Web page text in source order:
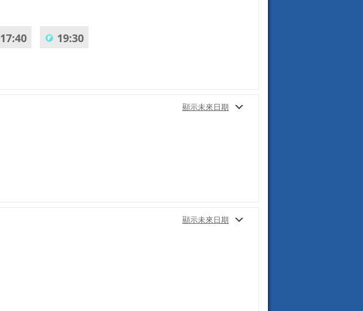
17:40 19:30
顯示未來日期
顯示未來日期